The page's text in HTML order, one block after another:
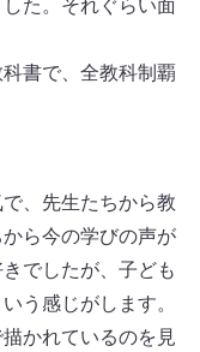
た。それぐらい面
書で、全教科制覇
、先生たちから教
ら今の学びの声が
でしたが、子ども
う感じがします。
かれているのを見